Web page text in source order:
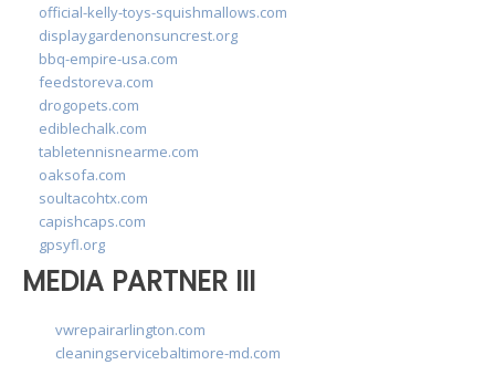
official-kelly-toys-squishmallows.com
displaygardenonsuncrest.org
bbq-empire-usa.com
feedstoreva.com
drogopets.com
ediblechalk.com
tabletennisnearme.com
oaksofa.com
soultacohtx.com
capishcaps.com
gpsyfl.org
MEDIA PARTNER III
vwrepairarlington.com
cleaningservicebaltimore-md.com